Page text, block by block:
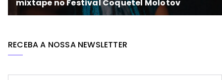
RECEBA A NOSSA NEWSLETTER